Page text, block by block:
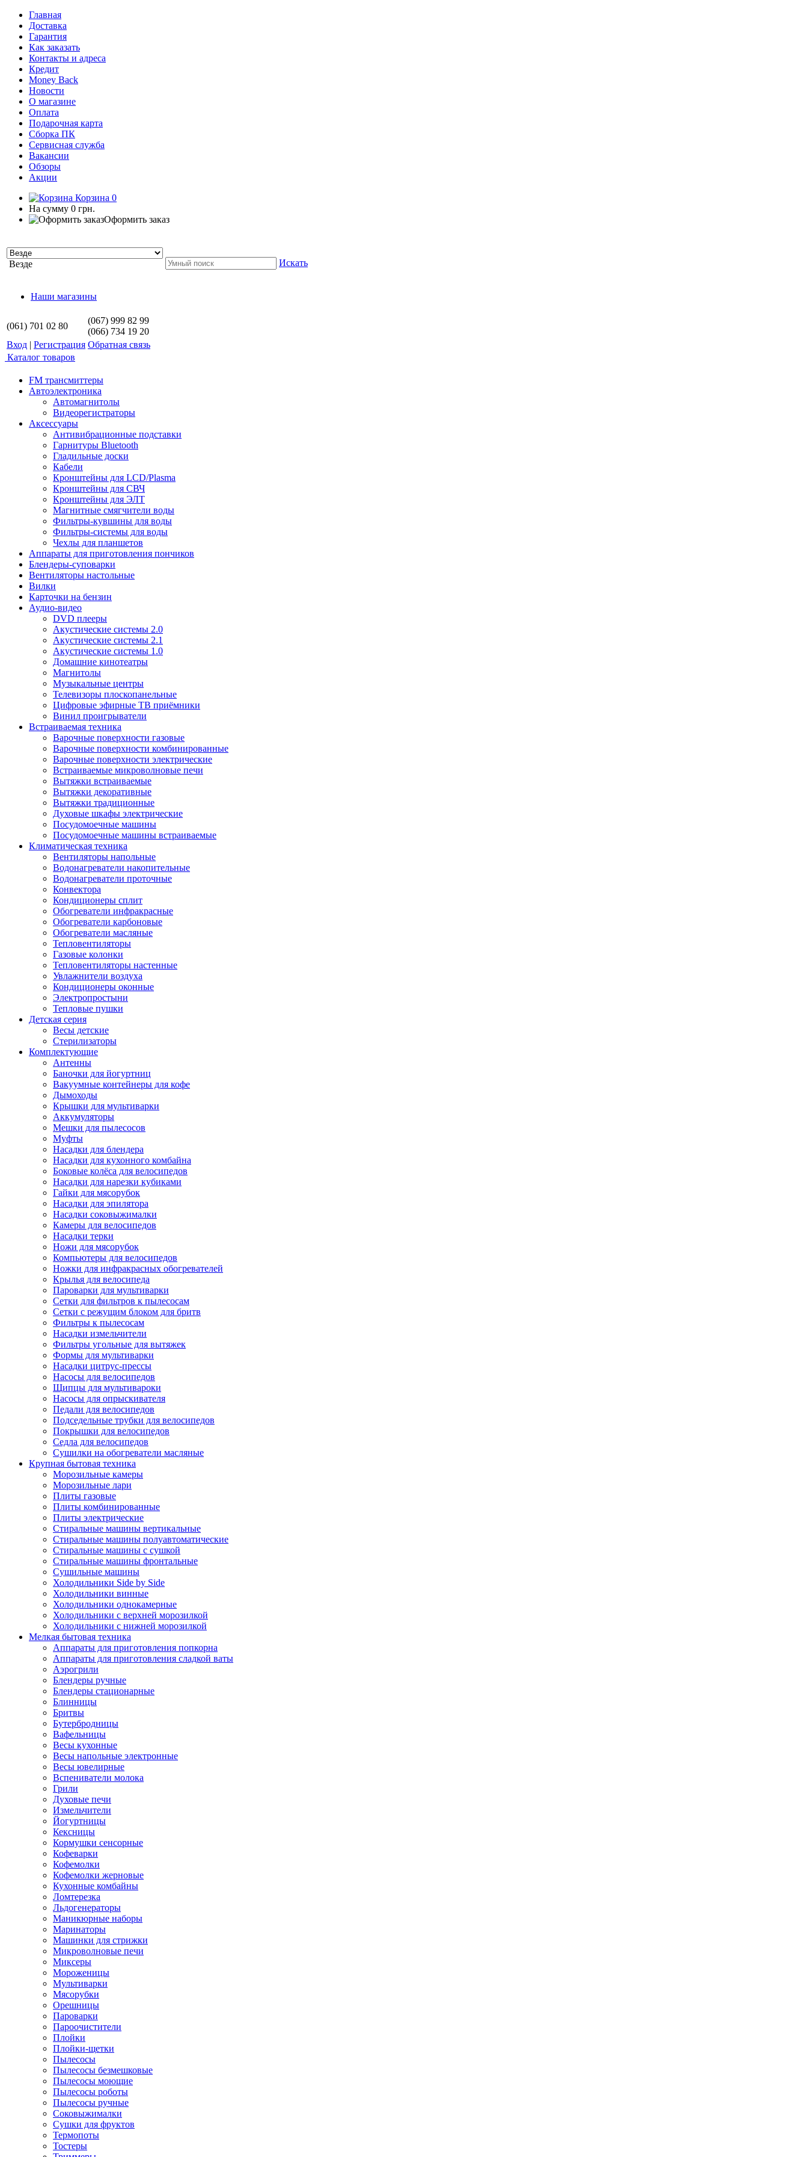
Главная
Доставка
Гарантия
Как заказать
Контакты и адреса
Кредит
Money Back
Новости
О магазине
Оплата
Подарочная карта
Сборка ПК
Сервисная служба
Вакансии
Обзоры
Акции
Корзина 0
На сумму 0 грн.
Оформить заказ
Везде Искать
Наши магазины
(061) 701 02 80
(067) 999 82 99
(066) 734 19 20
Вход | Регистрация Обратная связь
Каталог товаров
FM трансмиттеры
Автоэлектроника
Автомагнитолы
Видеорегистраторы
Аксессуары
Антивибрационные подставки
Гарнитуры Bluetooth
Гладильные доски
Кабели
Кронштейны для LCD/Plasma
Кронштейны для СВЧ
Кронштейны для ЭЛТ
Магнитные смягчители воды
Фильтры-кувшины для воды
Фильтры-системы для воды
Чехлы для планшетов
Аппараты для приготовления пончиков
Блендеры-суповарки
Вентиляторы настольные
Вилки
Карточки на бензин
Аудио-видео
DVD плееры
Акустические системы 2.0
Акустические системы 2.1
Акустические системы 1.0
Домашние кинотеатры
Магнитолы
Музыкальные центры
Телевизоры плоскопанельные
Цифровые эфирные ТВ приёмники
Винил проигрыватели
Встраиваемая техника
Варочные поверхности газовые
Варочные поверхности комбинированные
Варочные поверхности электрические
Встраиваемые микроволновые печи
Вытяжки встраиваемые
Вытяжки декоративные
Вытяжки традиционные
Духовые шкафы электрические
Посудомоечные машины
Посудомоечные машины встраиваемые
Климатическая техника
Вентиляторы напольные
Водонагреватели накопительные
Водонагреватели проточные
Конвектора
Кондиционеры сплит
Обогреватели инфракрасные
Обогреватели карбоновые
Обогреватели масляные
Тепловентиляторы
Газовые колонки
Тепловентиляторы настенные
Увлажнители воздуха
Кондиционеры оконные
Электропростыни
Тепловые пушки
Детская серия
Весы детские
Стерилизаторы
Комплектующие
Антенны
Баночки для йогуртниц
Вакуумные контейнеры для кофе
Дымоходы
Крышки для мультиварки
Аккумуляторы
Мешки для пылесосов
Муфты
Насадки для блендера
Насадки для кухонного комбайна
Боковые колёса для велосипедов
Насадки для нарезки кубиками
Гайки для мясорубок
Насадки для эпилятора
Насадки соковыжималки
Камеры для велосипедов
Насадки терки
Ножи для мясорубок
Компьютеры для велосипедов
Ножки для инфракрасных обогревателей
Крылья для велосипеда
Пароварки для мультиварки
Сетки для фильтров к пылесосам
Сетки с режущим блоком для бритв
Фильтры к пылесосам
Насадки измельчители
Фильтры угольные для вытяжек
Формы для мультиварки
Насадки цитрус-прессы
Насосы для велосипедов
Щипцы для мультивароки
Насосы для опрыскивателя
Педали для велосипедов
Подседельные трубки для велосипедов
Покрышки для велосипедов
Седла для велосипедов
Сушилки на обогреватели масляные
Крупная бытовая техника
Морозильные камеры
Морозильные лари
Плиты газовые
Плиты комбинированные
Плиты электрические
Стиральные машины вертикальные
Стиральные машины полуавтоматические
Стиральные машины с сушкой
Стиральные машины фронтальные
Сушильные машины
Холодильники Side by Side
Холодильники винные
Холодильники однокамерные
Холодильники с верхней морозилкой
Холодильники с нижней морозилкой
Мелкая бытовая техника
Аппараты для приготовления попкорна
Аппараты для приготовления сладкой ваты
Аэрогрили
Блендеры ручные
Блендеры стационарные
Блинницы
Бритвы
Бутербродницы
Вафельницы
Весы кухонные
Весы напольные электронные
Весы ювелирные
Вспениватели молока
Грили
Духовые печи
Измельчители
Йогуртницы
Кексницы
Кормушки сенсорные
Кофеварки
Кофемолки
Кофемолки жерновые
Кухонные комбайны
Ломтерезка
Льдогенераторы
Маникюрные наборы
Маринаторы
Машинки для стрижки
Микроволновые печи
Миксеры
Мороженицы
Мультиварки
Мясорубки
Орешницы
Пароварки
Пароочистители
Плойки
Плойки-щетки
Пылесосы
Пылесосы безмешковые
Пылесосы моющие
Пылесосы роботы
Пылесосы ручные
Соковыжималки
Сушки для фруктов
Термопоты
Тостеры